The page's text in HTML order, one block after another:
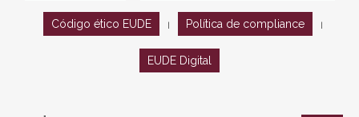
Código ético EUDE Política de compliance
EUDE Digital